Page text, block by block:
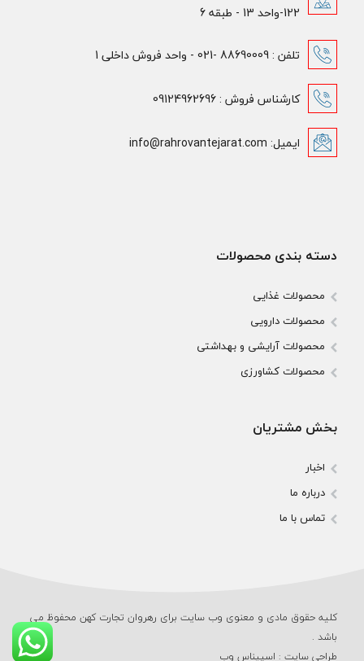
122-واحد 13 - طبقه 6
تلفن : 88690009 -021 - واحد فروش داخلی 1
کارشناس فروش : 09124962696
ایمیل: info@rahrovantejarat.com
دسته بندی محصولات
محصولات غذایی
محصولات دارویی
محصولات آرایشی و بهداشتی
محصولات کشاورزی
بخش مشتریان
اخبار
درباره ما
تماس با ما
کلیه حقوق مادی و معنوی وب‌ سایت برای رهروان تجارت کهن محفوظ می‌
باشد .
طراحی سایت: اسپیناس وب